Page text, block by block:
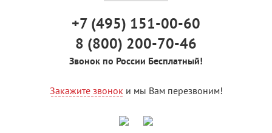
+7 (495) 151-00-60
8 (800) 200-70-46
Звонок по России Бесплатный!
Закажите звонок и мы Вам перезвоним!